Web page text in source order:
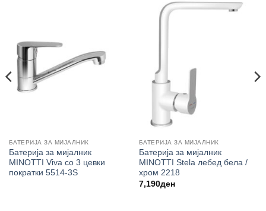
БАТЕРИЈА ЗА МИЈАЛНИК
Батерија за мијалник
MINOTTI Viva со 3 цевки
пократки 5514-3S
БАТЕРИЈА ЗА МИЈАЛНИК
Батерија за мијалник
MINOTTI Stela лебед бела /
хром 2218
7,190ден